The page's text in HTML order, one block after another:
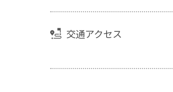
交通アクセス